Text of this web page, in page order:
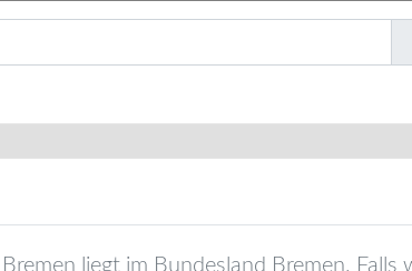
Bremen liegt im Bundesland Bremen. Falls